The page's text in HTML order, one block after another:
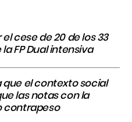
cese de 20 de los 33
FP Dual intensiva
que el contexto social
las notas con la
contrapeso